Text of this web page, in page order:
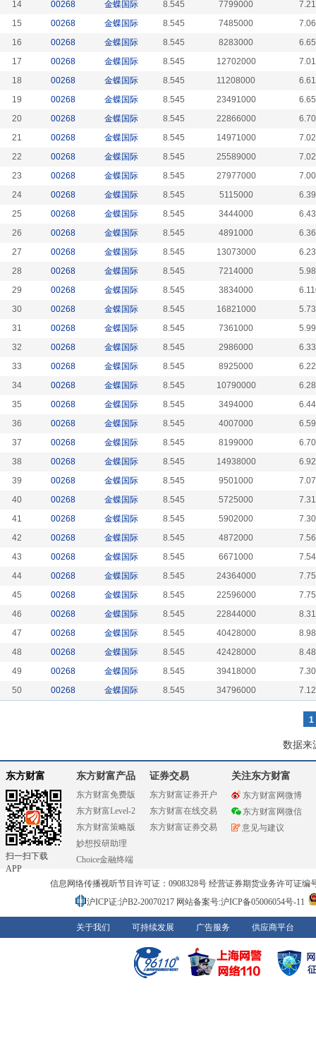
14
00268 金蝶国际 8.545 7799000
15
00268 金蝶国际 8.545 7485000
16
00268 金蝶国际 8.545 8283000
17
00268 金蝶国际 8.545 12702000
18
00268 金蝶国际 8.545 11208000
19
00268 金蝶国际 8.545 23491000
20
00268 金蝶国际 8.545 22866000
21
00268 金蝶国际 8.545 14971000
22
00268 金蝶国际 8.545 25589000
23
00268 金蝶国际 8.545 27977000
24
00268 金蝶国际 8.545 5115000
25
00268 金蝶国际 8.545 3444000
26
00268 金蝶国际 8.545 4891000
27
00268 金蝶国际 8.545 13073000
28
00268 金蝶国际 8.545 7214000
29
00268 金蝶国际 8.545 3834000
30
00268 金蝶国际 8.545 16821000
31
00268 金蝶国际 8.545 7361000
32
00268 金蝶国际 8.545 2986000
33
00268 金蝶国际 8.545 8925000
34
00268 金蝶国际 8.545 10790000
35
00268 金蝶国际 8.545 3494000
36
00268 金蝶国际 8.545 4007000
37
00268 金蝶国际 8.545 8199000
38
00268 金蝶国际 8.545 14938000
39
00268 金蝶国际 8.545 9501000
40
00268 金蝶国际 8.545 5725000
41
00268 金蝶国际 8.545 5902000
42
00268 金蝶国际 8.545 4872000
43
00268 金蝶国际 8.545 6671000
44
00268 金蝶国际 8.545 24364000
45
00268 金蝶国际 8.545 22596000
46
00268 金蝶国际 8.545 22844000
47
00268 金蝶国际 8.545 40428000
48
00268 金蝶国际 8.545 42428000
49
00268 金蝶国际 8.545 39418000
50
00268 金蝶国际 8.545 34796000
1
数据来
东方财富
扫一扫下载
APP
东方财富产品
东方财富免费版
东方财富Level-2
东方财富策略版
妙想投研助理
Choice金融终端
证券交易
东方财富证券开户
东方财富在线交易
东方财富证券交易
关注东方财富
东方财富网微博
东方财富网微信
意见与建议
信息网络传播视听节目许可证：0908328号 经营证券期货业务许可证编
沪ICP证:沪B2-20070217 网站备案号:沪ICP备05006054号-11
关于我们 可持续发展 广告服务 供应商平台